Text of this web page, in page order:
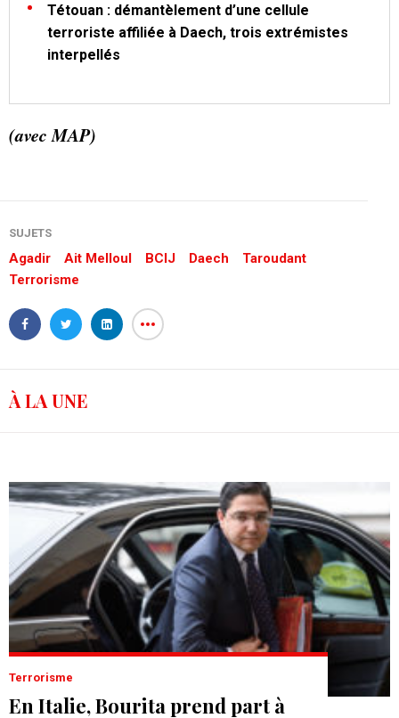
Tétouan : démantèlement d’une cellule
terroriste affiliée à Daech, trois extrémistes
interpellés
(avec MAP)
SUJETS
Agadir Ait Melloul BCIJ Daech
Taroudant
Terrorisme
À LA UNE
Terrorisme
En Italie, Bourita prend part à